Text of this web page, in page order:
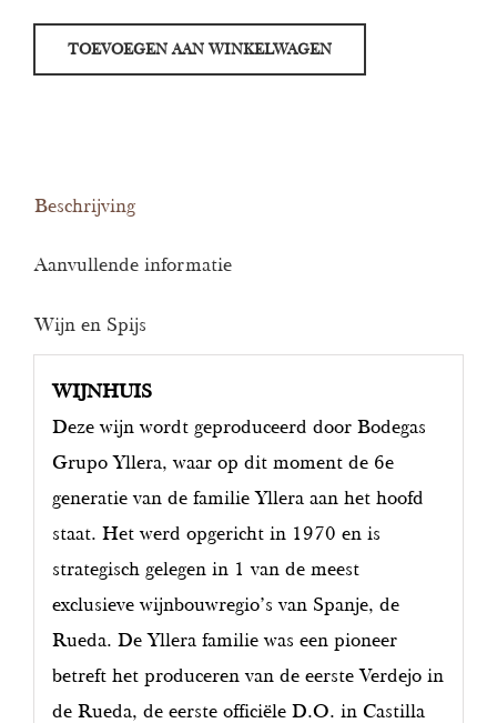
5,5
Verdejo
TOEVOEGEN AAN WINKELWAGEN
Beschrijving
Aanvullende informatie
Wijn en Spijs
WIJNHUIS
Deze wijn wordt geproduceerd door Bodegas
Grupo Yllera, waar op dit moment de 6e
generatie van de familie Yllera aan het hoofd
staat. Het werd opgericht in 1970 en is
strategisch gelegen in 1 van de meest
exclusieve wijnbouwregio’s van Spanje, de
Rueda. De Yllera familie was een pioneer
betreft het produceren van de eerste Verdejo in
de Rueda, de eerste officiële D.O. in Castilla